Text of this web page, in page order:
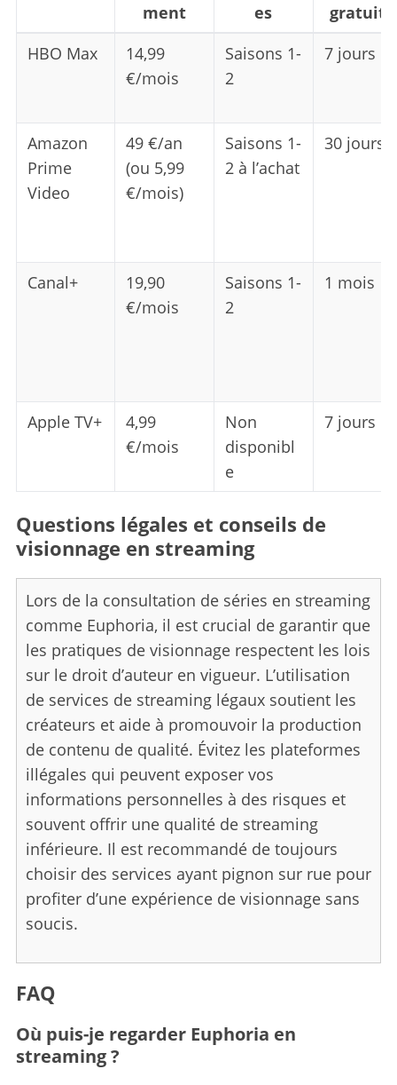
ment
es
gratuite
HBO Max
14,99
€/mois
Saisons 1-
2
7 jours
Amazon
Prime
Video
49 €/an
(ou 5,99
€/mois)
Saisons 1-
2 à l’achat
30 jours
Canal+
19,90
€/mois
Saisons 1-
2
1 mois
Apple TV+
4,99
€/mois
Non
disponibl
e
7 jours
Questions légales et conseils de
visionnage en streaming
Lors de la consultation de séries en streaming
comme Euphoria, il est crucial de garantir que
les pratiques de visionnage respectent les lois
sur le droit d’auteur en vigueur. L’utilisation
de services de streaming légaux soutient les
créateurs et aide à promouvoir la production
de contenu de qualité. Évitez les plateformes
illégales qui peuvent exposer vos
informations personnelles à des risques et
souvent offrir une qualité de streaming
inférieure. Il est recommandé de toujours
choisir des services ayant pignon sur rue pour
profiter d’une expérience de visionnage sans
soucis.
FAQ
Où puis-je regarder Euphoria en
streaming ?